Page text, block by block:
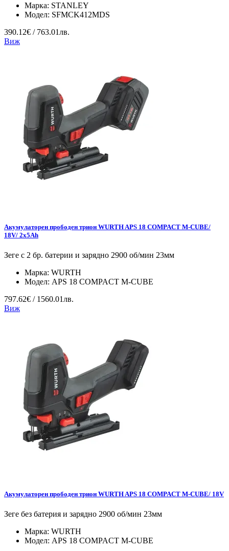
Марка: STANLEY
Модел: SFMCK412MDS
390.12€ / 763.01лв.
Виж
Акумулаторен прободен трион WURTH APS 18 COMPACT M-CUBE/
18V/ 2x5Ah
Зеге с 2 бр. батерии и зарядно 2900 об/мин 23мм
Марка: WURTH
Модел: APS 18 COMPACT M-CUBE
797.62€ / 1560.01лв.
Виж
Акумулаторен прободен трион WURTH APS 18 COMPACT M-CUBE/ 18V
Зеге без батерия и зарядно 2900 об/мин 23мм
Марка: WURTH
Модел: APS 18 COMPACT M-CUBE